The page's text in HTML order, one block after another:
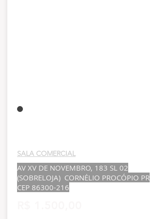
SALA COMERCIAL
AV XV DE NOVEMBRO, 183 SL 02
(SOBRELOJA) CORNÉLIO PROCÓPIO PR
CEP 86300-216